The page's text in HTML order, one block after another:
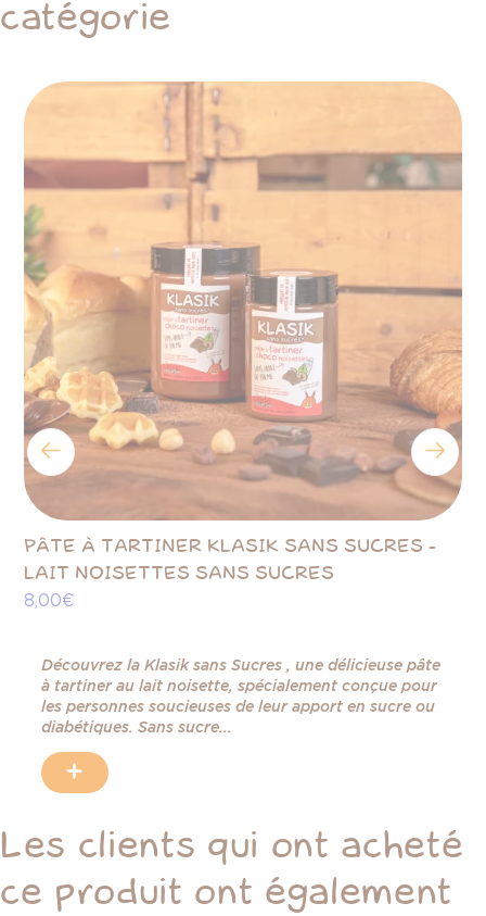
catégorie
PÂTE À TARTINER KLASIK SANS SUCRES -
LAIT NOISETTES SANS SUCRES
8,00 €
Découvrez la Klasik sans Sucres , une délicieuse pâte
à tartiner au lait noisette, spécialement conçue pour
les personnes soucieuses de leur apport en sucre ou
diabétiques. Sans sucre...
+
Les clients qui ont acheté
ce produit ont également